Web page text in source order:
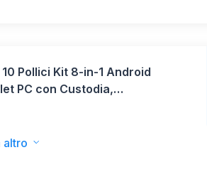
Pollici Kit 8-in-1 Android
PC con Custodia,
Mouse, Penna, Cuffie,
64 GB ROM, Espandibile
altro